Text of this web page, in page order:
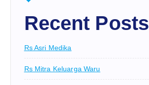
Recent Posts
Rs Asri Medika
Rs Mitra Keluarga Waru